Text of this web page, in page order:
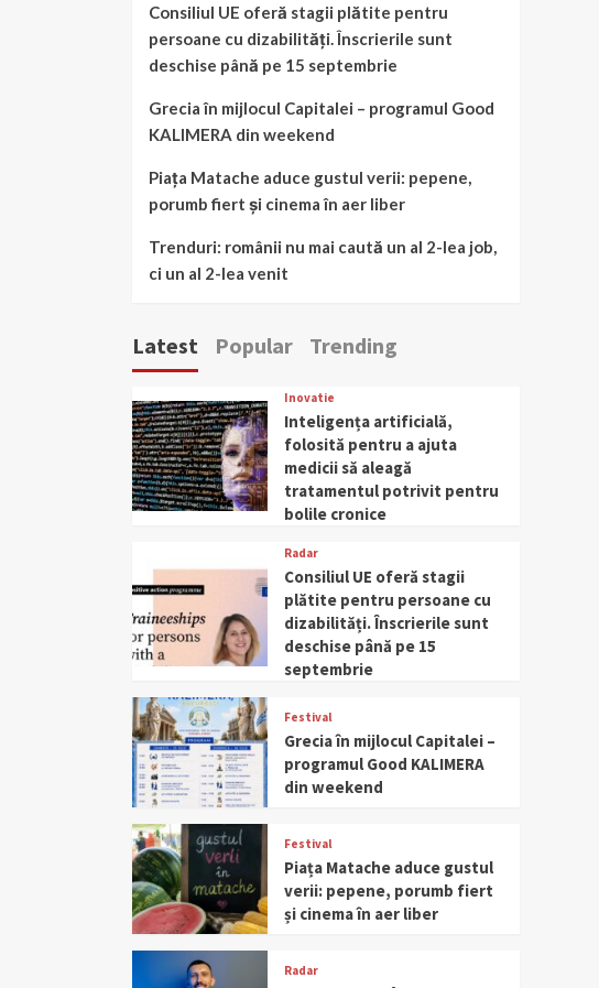
Consiliul UE oferă stagii plătite pentru
persoane cu dizabilități. Înscrierile sunt
deschise până pe 15 septembrie
Grecia în mijlocul Capitalei – programul Good
KALIMERA din weekend
Piața Matache aduce gustul verii: pepene,
porumb fiert și cinema în aer liber
Trenduri: românii nu mai caută un al 2-lea job,
ci un al 2-lea venit
Latest Popular Trending
Inovatie
Inteligența artificială,
folosită pentru a ajuta
medicii să aleagă
tratamentul potrivit pentru
bolile cronice
Radar
Consiliul UE oferă stagii
plătite pentru persoane cu
dizabilități. Înscrierile sunt
deschise până pe 15
septembrie
Festival
Grecia în mijlocul Capitalei –
programul Good KALIMERA
din weekend
Festival
Piața Matache aduce gustul
verii: pepene, porumb fiert
și cinema în aer liber
Radar